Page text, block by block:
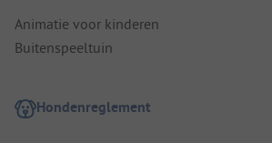
Animatie voor kinderen
Buitenspeeltuin
Hondenreglement